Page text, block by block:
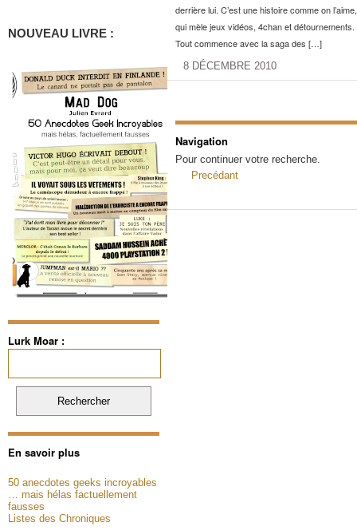
NOUVEAU LIVRE :
Lurk Moar :
En savoir plus
50 anecdotes geeks incroyables
… mais hélas factuellement
fausses
Listes des Chroniques
derrière lui. C’est une histoire comme on l’aime,
qui mèle jeux vidéos, 4chan et détournements.
Tout commence avec la saga des […]
8 DÉCEMBRE 2010
Navigation
Pour continuer votre recherche.
Precédant